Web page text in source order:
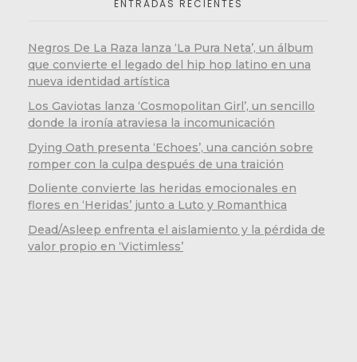
ENTRADAS RECIENTES
Negros De La Raza lanza ‘La Pura Neta’, un álbum
que convierte el legado del hip hop latino en una
nueva identidad artística
Los Gaviotas lanza ‘Cosmopolitan Girl’, un sencillo
donde la ironía atraviesa la incomunicación
Dying Oath presenta ‘Echoes’, una canción sobre
romper con la culpa después de una traición
Doliente convierte las heridas emocionales en
flores en ‘Heridas’ junto a Luto y Romanthica
Dead/Asleep enfrenta el aislamiento y la pérdida de
valor propio en ‘Victimless’